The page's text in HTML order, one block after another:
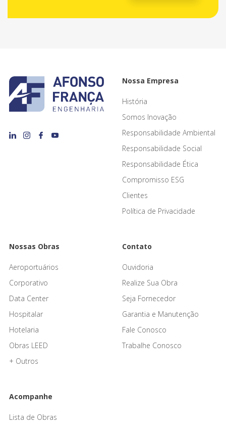
Nossa Empresa
História
Somos Inovação
Responsabilidade Ambiental
Responsabilidade Social
Responsabilidade Ética
Compromisso ESG
Clientes
Política de Privacidade
Nossas Obras
Aeroportuários
Corporativo
Data Center
Hospitalar
Hotelaria
Obras LEED
+ Outros
Contato
Ouvidoria
Realize Sua Obra
Seja Fornecedor
Garantia e Manutenção
Fale Conosco
Trabalhe Conosco
Acompanhe
Lista de Obras